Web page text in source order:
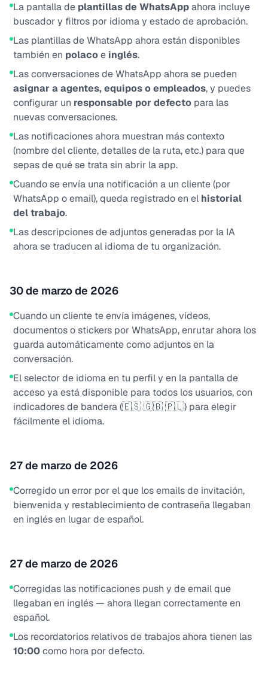
La pantalla de plantillas de WhatsAppahora incluye
buscador y filtros por idioma y estado de aprobación.
Las plantillas de WhatsApp ahora están disponibles
también en polacoe inglés.
Las conversaciones de WhatsApp ahora se pueden
asignar a agentes, equipos o empleados, y puedes
configurar un responsable por defecto para las
nuevas conversaciones.
Las notificaciones ahora muestran más contexto
(nombre del cliente, detalles de la ruta, etc.) para que
sepas de qué se trata sin abrir la app.
Cuando se envía una notificación a un cliente (por
WhatsApp o email), queda registrado en el historial
del trabajo.
Las descripciones de adjuntos generadas por la IA
ahora se traducen al idioma de tu organización.
30 de marzo de 2026
Cuando un cliente te envía imágenes, vídeos,
documentos o stickers por WhatsApp, enrutar ahora los
guarda automáticamente como adjuntos en la
conversación.
El selector de idioma en tu perfil y en la pantalla de
acceso ya está disponible para todos los usuarios, con
indicadores de bandera (🇪🇸 🇬🇧 🇵🇱) para elegir
fácilmente el idioma.
27 de marzo de 2026
Corregido un error por el que los emails de invitación,
bienvenida y restablecimiento de contraseña llegaban
en inglés en lugar de español.
27 de marzo de 2026
Corregidas las notificaciones push y de email que
llegaban en inglés — ahora llegan correctamente en
español.
Los recordatorios relativos de trabajos ahora tienen las
10:00como hora por defecto.